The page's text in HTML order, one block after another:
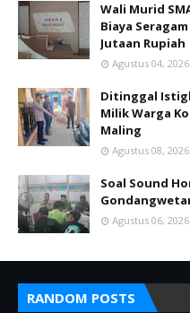
Wali Murid
Biaya
Jutaan Rupiah
Agustus 04, 2026
Ditinggal
Milik Warga
Maling
Agustus 08, 2026
Soal Sound
Agustus 06, 2026
RANDOM POSTS